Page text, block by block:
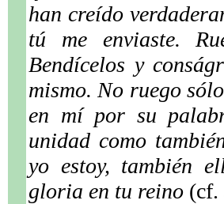
han creído
tú me enviaste.
Bendícelos y
mismo. No ruego
en mí por su
unidad como
yo estoy, también
gloria en tu reino (cf.